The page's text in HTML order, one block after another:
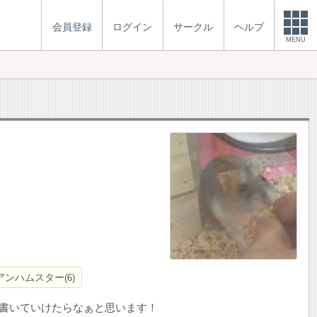
会員登録 ログイン サークル ヘルプ
MENU
ンハムスター 6
いていけたらなぁと思います！